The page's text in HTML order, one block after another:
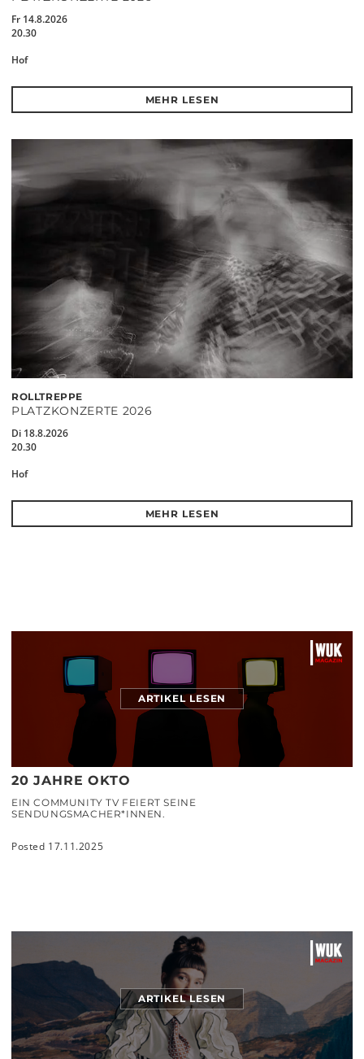
Fr 14.8.2026
20.30
Hof
MEHR LESEN
ROLLTREPPE
PLATZKONZERTE 2026
Di 18.8.2026
20.30
Hof
MEHR LESEN
ARTIKEL LESEN
20 JAHRE OKTO
EIN COMMUNITY TV FEIERT SEINE
SENDUNGSMACHER*INNEN.
Posted 17.11.2025
ARTIKEL LESEN